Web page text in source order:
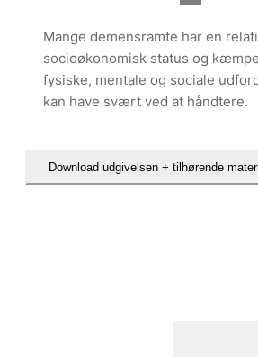
Mange demensramte har en
socioøkonomisk status og
fysiske, mentale og sociale
kan have svært ved at håndtere.
Download udgivelsen + tilhørende
Hent rapporten Enlige med demens